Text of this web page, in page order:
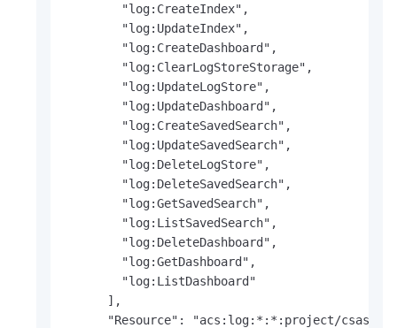
        "log:CreateIndex",
        "log:UpdateIndex",
        "log:CreateDashboard",
        "log:ClearLogStoreStorage",
        "log:UpdateLogStore",
        "log:UpdateDashboard",
        "log:CreateSavedSearch",
        "log:UpdateSavedSearch",
        "log:DeleteLogStore",
        "log:DeleteSavedSearch",
        "log:GetSavedSearch",
        "log:ListSavedSearch",
        "log:DeleteDashboard",
        "log:GetDashboard",
        "log:ListDashboard"
      ],
"Resource": "acs:log:*:*:project/csas-